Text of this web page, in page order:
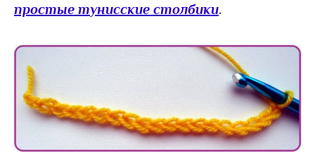
простые тунисские столбики.